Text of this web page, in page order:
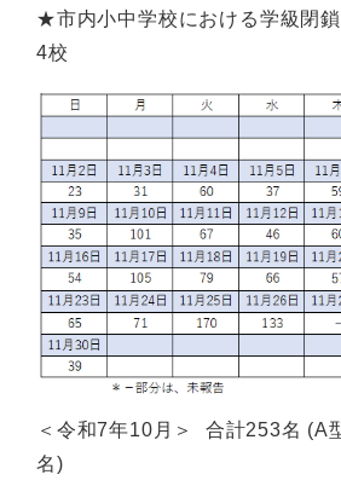
★市内小中学校における学級閉
4校
＜令和7年10月＞ 合計253名 (A
名)